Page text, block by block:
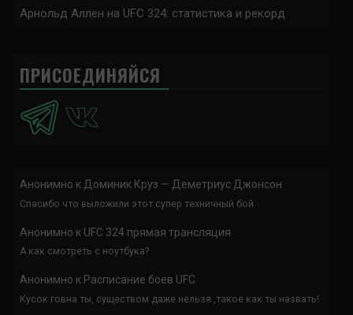
Арнольд Аллен на UFC 324: статистика и рекорд
ПРИСОЕДИНЯЙСЯ
Анонимно к Доминик Круз — Деметриус Джонсон
Спасибо что выложили этот супер техничный бой
Анонимно к UFC 324 прямая трансляция
А как смотреть с ноутбука?
Анонимно к Расписание боев UFC
Кусок говна ты, существом даже нельзя ,такое как ты назвать!